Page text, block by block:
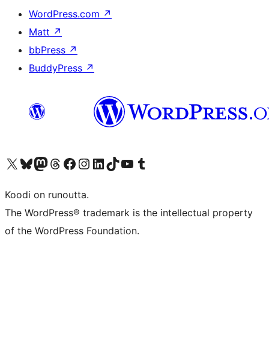
WordPress.com ↗
Matt ↗
bbPress ↗
BuddyPress ↗
Visit our X (formerly Twitter) account
Visit our Bluesky account
Visit our Mastodon account
Visit our Threads account
Visit our Facebook page
Visit our Instagram account
Visit our LinkedIn account
Visit our TikTok account
Näytä YouTube-kanava
Visit our Tumblr account
Koodi on runoutta.
The WordPress® trademark is the intellectual property
of the WordPress Foundation.